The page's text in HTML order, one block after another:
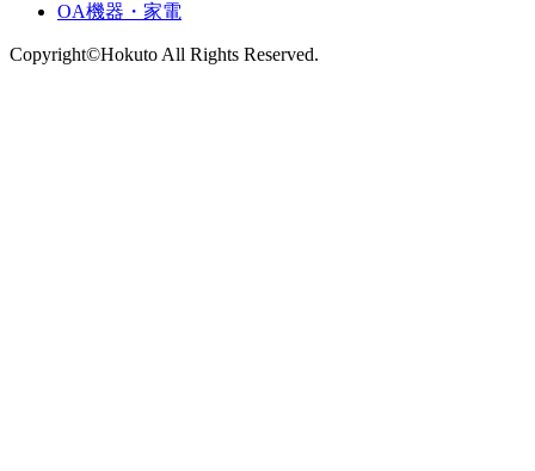
OA機器・家電
Copyright©Hokuto All Rights Reserved.